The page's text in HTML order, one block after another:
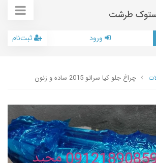
طرشت
ورود ثبت‌نام
چراغ جلو کیا سراتو 2015 ساده و زنون